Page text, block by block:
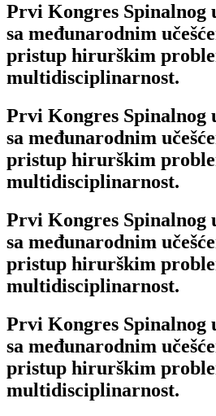
Prvi Kongres Spinalnog
sa međunarodnim
pristup hirurškim
multidisciplinarnost.
Prvi Kongres Spinalnog
sa međunarodnim
pristup hirurškim
multidisciplinarnost.
Prvi Kongres Spinalnog
sa međunarodnim
pristup hirurškim
multidisciplinarnost.
Prvi Kongres Spinalnog
sa međunarodnim
pristup hirurškim
multidisciplinarnost.